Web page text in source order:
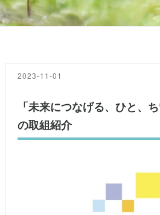
2023-11-01
「未来につなげる、ひと、
の取組紹介